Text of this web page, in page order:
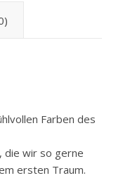
Farben des
die wir so gerne
ersten Traum.